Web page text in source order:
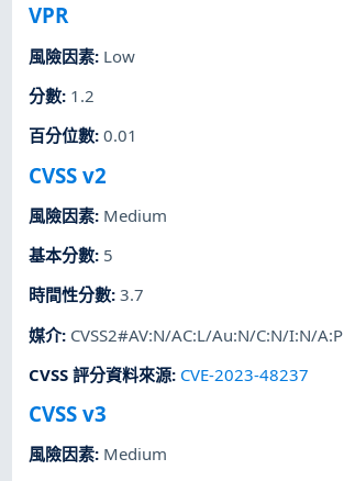
VPR
風險因素: Low
分數: 1.2
百分位數:0.01
CVSS v2
風險因素: Medium
基本分數: 5
時間性分數:3.7
媒介: CVSS2#AV:N/AC:L/Au:N/C:N/I:N/A:P
CVSS 評分資料來源: CVE-2023-48237
CVSS v3
風險因素: Medium